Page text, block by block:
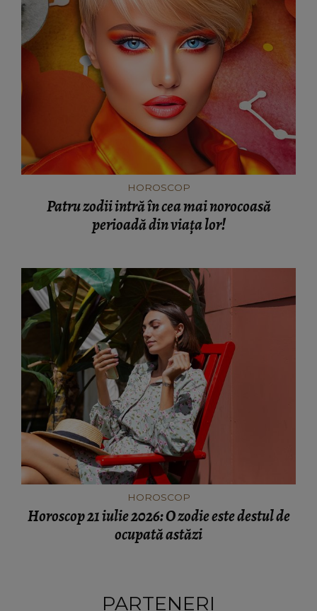
HOROSCOP
Patru zodii intră în cea mai norocoasă
perioadă din viața lor!
HOROSCOP
Horoscop 21 iulie 2026: O zodie este destul de
ocupată astăzi
PARTENERI